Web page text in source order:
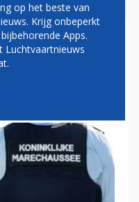
op het beste van
Krijg onbeperkt
Apps.
Luchtvaartnieuws